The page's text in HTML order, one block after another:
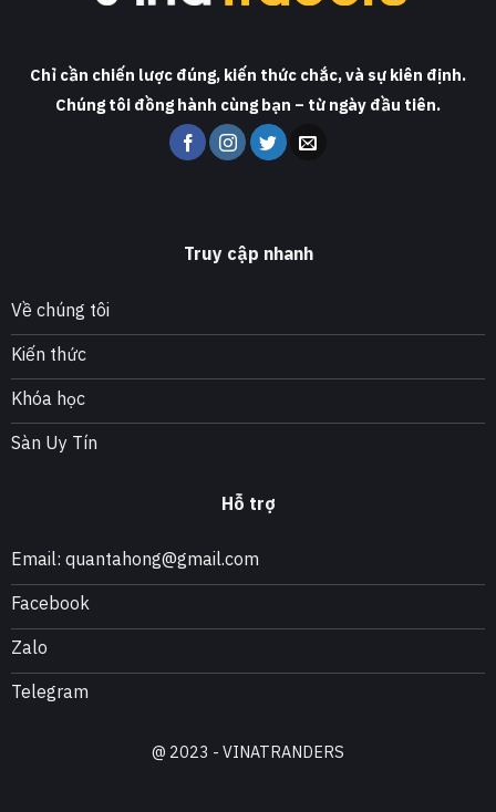
Chỉ cần chiến lược đúng, kiến thức chắc, và sự kiên định.
Chúng tôi đồng hành cùng bạn – từ ngày đầu tiên.
Truy cập nhanh
Về chúng tôi
Kiến thức
Khóa học
Sàn Uy Tín
Hỗ trợ
Email: quantahong@gmail.com
Facebook
Zalo
Telegram
@ 2023 - VINATRANDERS